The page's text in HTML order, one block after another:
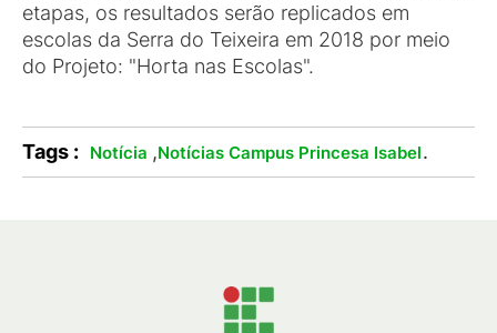
etapas, os resultados serão replicados em
escolas da Serra do Teixeira em 2018 por meio
do Projeto: "Horta nas Escolas".
Tags : Notícia ,Notícias Campus Princesa Isabel.